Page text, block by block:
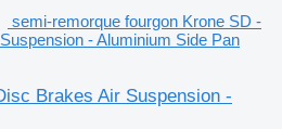
semi-remorque fourgon Krone SD -
- Aluminium Side Pan
Brakes Air Suspension -